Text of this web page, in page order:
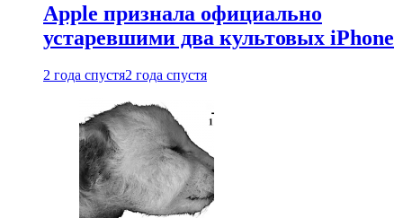
Apple признала официально
устаревшими два культовых iPhone
2 года спустя2 года спустя